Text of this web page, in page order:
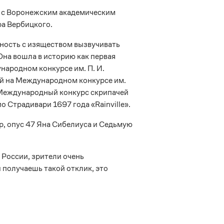
Воронежским академическим
Вербицкого.
с изяществом вызвучивать
вошла в историю как первая
конкурсе им. П. И.
на Международном конкурсе им.
конкурс скрипачей
Страдивари 1697 года «Rainville».
опус 47 Яна Сибелиуса и Седьмую
зрители очень
такой отклик, это